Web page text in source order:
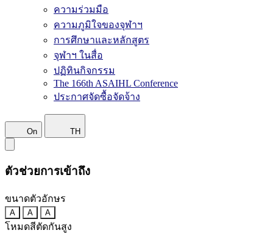
ความร่วมมือ
ความภูมิใจของจุฬาฯ
การศึกษาและหลักสูตร
จุฬาฯ ในสื่อ
ปฏิทินกิจกรรม
The 166th ASAIHL Conference
ประกาศจัดซื้อจัดจ้าง
On TH
ตัวช่วยการเข้าถึง
ขนาดตัวอักษร
A A A
โหมดสีตัดกันสูง